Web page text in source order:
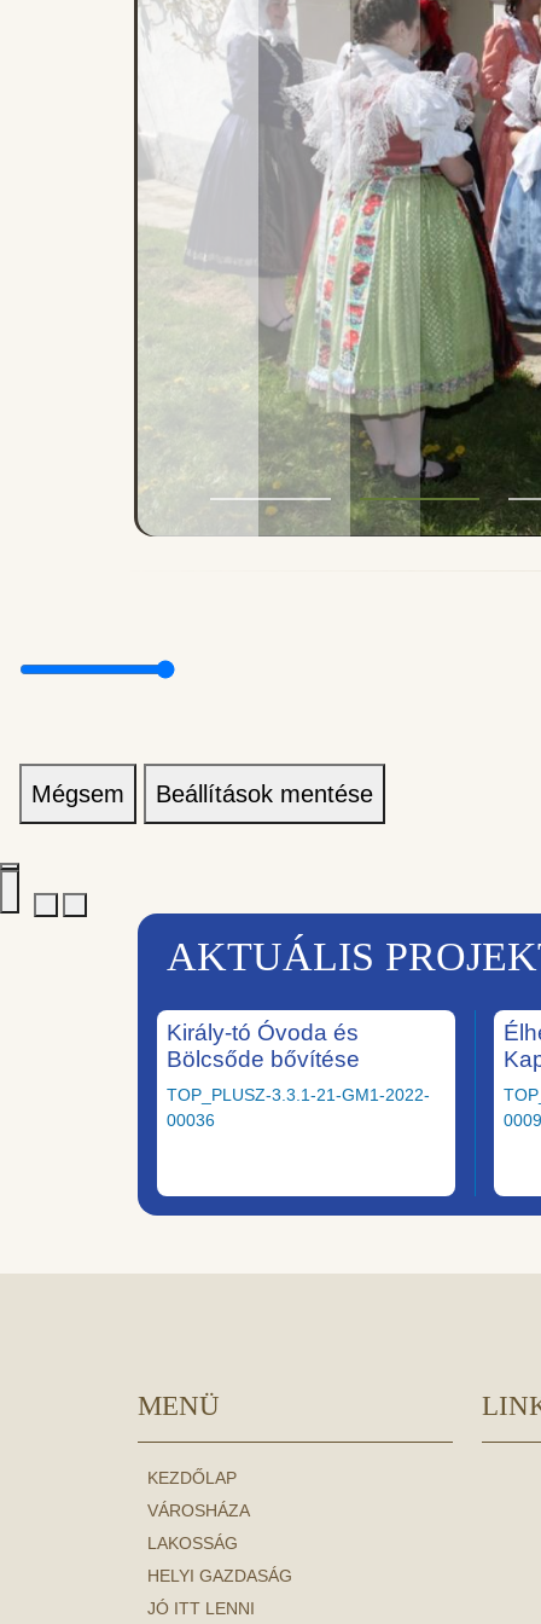
Mégsem Beállítások mentése
AKTUÁLIS
Király-tó Óvoda és
Bölcsőde bővítése
TOP_PLUSZ-3.3.1-21-GM1-2022-
00036
MENÜ
KEZDŐLAP
VÁROSHÁZA
LAKOSSÁG
HELYI GAZDASÁG
JÓ ITT LENNI